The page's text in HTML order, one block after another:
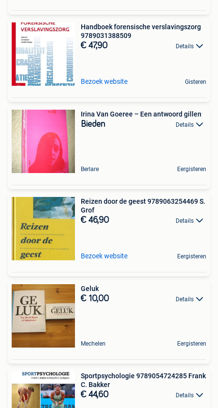
Handboek forensische verslavingszorg
9789031388509
€ 47,90 Details
Bezoek website Gisteren
Irina Van Goeree – Een antwoord gillen
Bieden Details
Berlare Eergisteren
Reizen door de geest 9789063254469 S.
Grof
€ 46,90 Details
Bezoek website Eergisteren
Geluk
€ 10,00 Details
Mechelen Eergisteren
Sportpsychologie 9789054724285 Frank
C. Bakker
€ 44,60 Details